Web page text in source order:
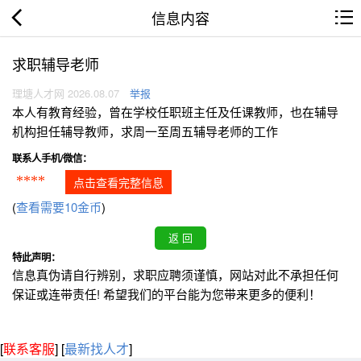
信息内容
求职辅导老师
理塘人才网 2026.08.07 举报
本人有教育经验，曾在学校任职班主任及任课教师，也在辅导
机构担任辅导教师，求周一至周五辅导老师的工作
联系人手机/微信：
**** 点击查看完整信息
(查看需要10金币)
特此声明：
信息真伪请自行辨别，求职应聘须谨慎，网站对此不承担任何
保证或连带责任! 希望我们的平台能为您带来更多的便利！
[联系客服] [最新找人才]